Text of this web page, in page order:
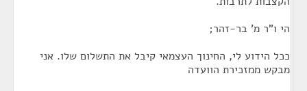
הי ו"ר מ' בר-זהר;
ככל הידוע לי, החינוך העצמאי קיבל את התשלום שלו. אני
מבקש ממזכירת הוועדה